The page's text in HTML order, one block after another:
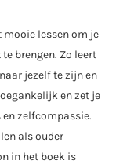
mooie lessen om je
brengen. Zo leert
jezelf te zijn en
en zet je
en zelfcompassie.
als ouder
in het boek is